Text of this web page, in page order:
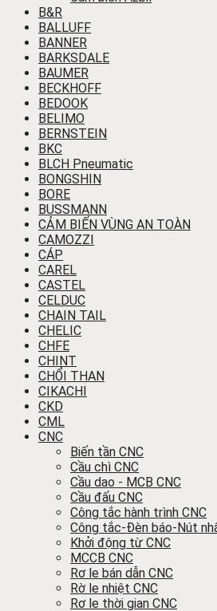
B&R
BALLUFF
BANNER
BARKSDALE
BAUMER
BECKHOFF
BEDOOK
BELIMO
BERNSTEIN
BKC
BLCH Pneumatic
BONGSHIN
BORE
BUSSMANN
CẢM BIẾN VÙNG AN TOÀN
CAMOZZI
CÁP
CAREL
CASTEL
CELDUC
CHAIN TAIL
CHELIC
CHFE
CHINT
CHỔI THAN
CIKACHI
CKD
CML
CNC
Biến tần CNC
Cầu chì CNC
Cầu dao - MCB CNC
Cầu đấu CNC
Công tắc hành trình CNC
Công tắc-Đèn báo-Nút
Khởi động từ CNC
MCCB CNC
Rơ le bán dẫn CNC
Rờ le nhiệt CNC
Rơ le thời gian CNC